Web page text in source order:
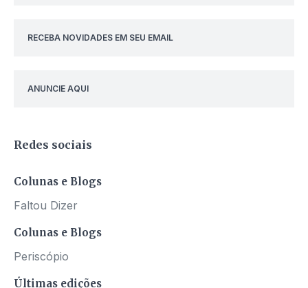
RECEBA NOVIDADES EM SEU EMAIL
ANUNCIE AQUI
Redes sociais
Colunas e Blogs
Faltou Dizer
Colunas e Blogs
Periscópio
Últimas edições